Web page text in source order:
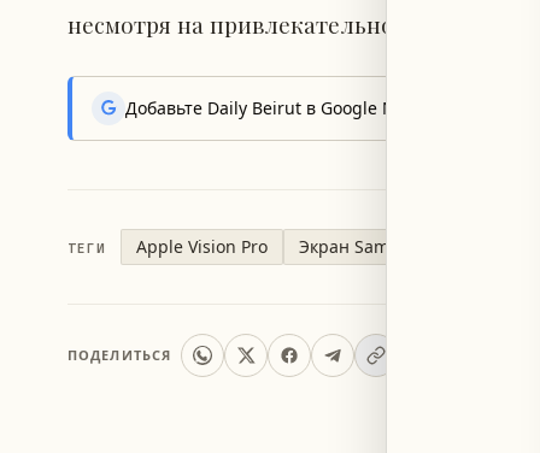
несмотря на привлекательность такой
Добавьте Daily Beirut в Google News, чтобы
ТЕГИ Apple Vision Pro Экран Samsung
ПОДЕЛИТЬСЯ